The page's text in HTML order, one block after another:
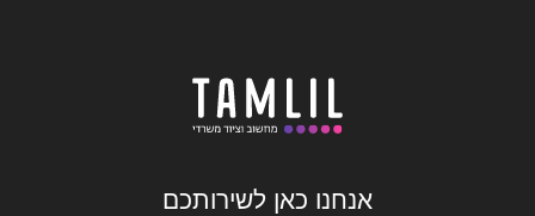
אנחנו כאן לשירותכם